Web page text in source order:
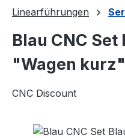
Linearführungen
Blau CNC
"Wagen kurz"
CNC Discount
Bildergalerie